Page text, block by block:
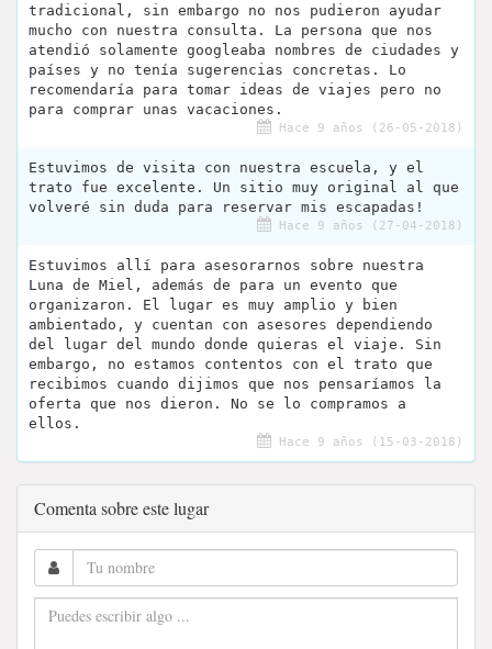
tradicional, sin embargo no nos pudieron ayudar
mucho con nuestra consulta. La persona que nos
atendió solamente googleaba nombres de ciudades y
países y no tenía sugerencias concretas. Lo
recomendaría para tomar ideas de viajes pero no
para comprar unas vacaciones.
Hace 9 años (26-05-2018)
Estuvimos de visita con nuestra escuela, y el
trato fue excelente. Un sitio muy original al que
volveré sin duda para reservar mis escapadas!
Hace 9 años (27-04-2018)
Estuvimos allí para asesorarnos sobre nuestra
Luna de Miel, además de para un evento que
organizaron. El lugar es muy amplio y bien
ambientado, y cuentan con asesores dependiendo
del lugar del mundo donde quieras el viaje. Sin
embargo, no estamos contentos con el trato que
recibimos cuando dijimos que nos pensaríamos la
oferta que nos dieron. No se lo compramos a
ellos.
Hace 9 años (15-03-2018)
Comenta sobre este lugar